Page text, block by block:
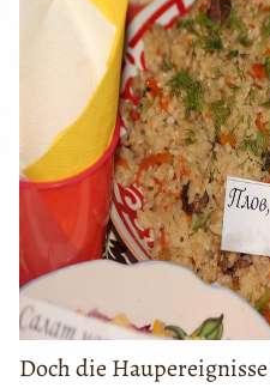
Doch die